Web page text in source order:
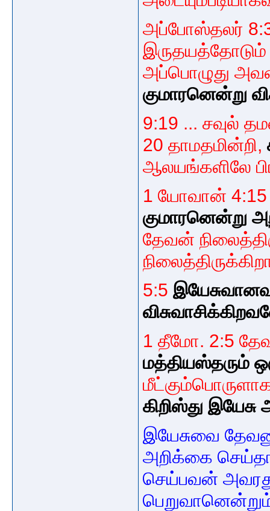
அப்போஸ்தலர் 8:37
இருதயத்தோடும்
அப்பொழுது
குமாரனென்று
9:19 ... சவுல்
20 தாமதமின்றி,
ஆலயங்களிலே
1 யோவான்
குமாரனென்று
தேவன்
5:5
1 தீமோ. 2:5
மத்தியஸ்தரும்
கிறிஸ்து
இயேசுவை
அறிக்கை
செய்பவன்